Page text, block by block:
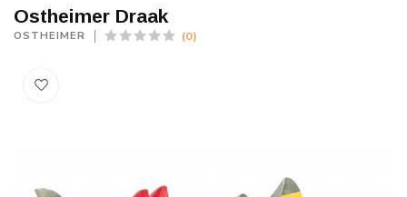
Ostheimer Draak
OSTHEIMER (0)